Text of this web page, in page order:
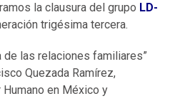
la clausura del grupo LD-
trigésima tercera.
de las relaciones familiares”
Quezada Ramírez,
en México y